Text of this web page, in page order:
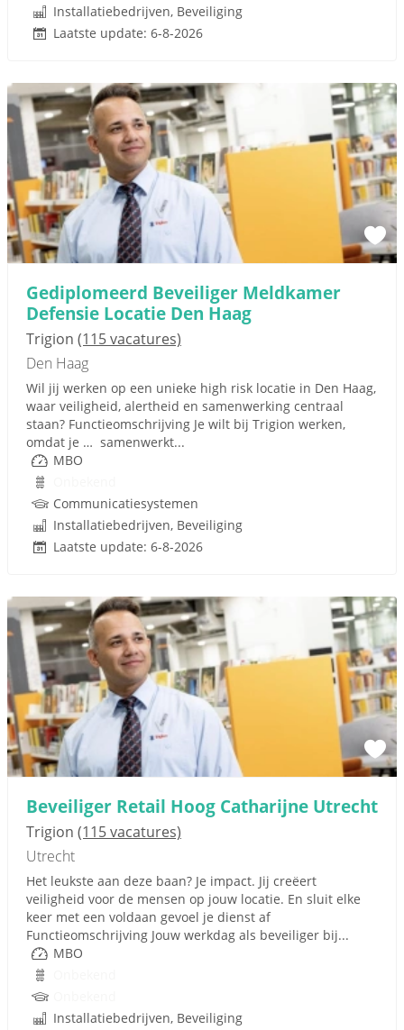
Installatiebedrijven, Beveiliging
Laatste update: 6-8-2026
Gediplomeerd Beveiliger Meldkamer
Defensie Locatie Den Haag
Trigion (115 vacatures)
Den Haag
Wil jij werken op een unieke high risk locatie in Den Haag,
waar veiligheid, alertheid en samenwerking centraal
staan? Functieomschrijving Je wilt bij Trigion werken,
omdat je … samenwerkt...
MBO
Communicatiesystemen
Installatiebedrijven, Beveiliging
Laatste update: 6-8-2026
Beveiliger Retail Hoog Catharijne Utrecht
Trigion (115 vacatures)
Utrecht
Het leukste aan deze baan? Je impact. Jij creëert
veiligheid voor de mensen op jouw locatie. En sluit elke
keer met een voldaan gevoel je dienst af
Functieomschrijving Jouw werkdag als beveiliger bij...
MBO
Installatiebedrijven, Beveiliging